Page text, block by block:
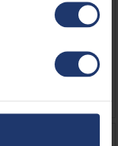
295,00 DKK